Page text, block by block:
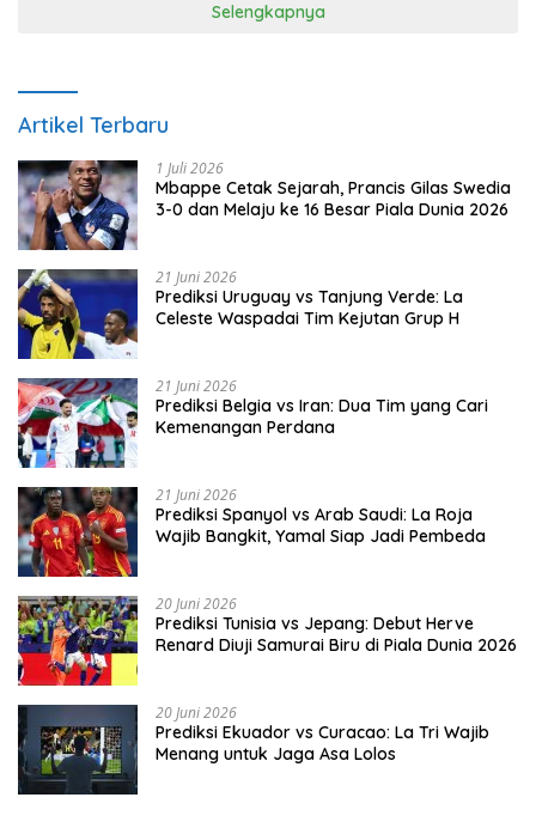
Selengkapnya
Artikel Terbaru
1 Juli 2026
Mbappe Cetak Sejarah, Prancis Gilas Swedia
3-0 dan Melaju ke 16 Besar Piala Dunia 2026
21 Juni 2026
Prediksi Uruguay vs Tanjung Verde: La
Celeste Waspadai Tim Kejutan Grup H
21 Juni 2026
Prediksi Belgia vs Iran: Dua Tim yang Cari
Kemenangan Perdana
21 Juni 2026
Prediksi Spanyol vs Arab Saudi: La Roja
Wajib Bangkit, Yamal Siap Jadi Pembeda
20 Juni 2026
Prediksi Tunisia vs Jepang: Debut Herve
Renard Diuji Samurai Biru di Piala Dunia 2026
20 Juni 2026
Prediksi Ekuador vs Curacao: La Tri Wajib
Menang untuk Jaga Asa Lolos